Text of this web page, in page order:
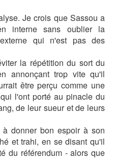
Je crois que Sassou a
interne sans oublier la
qui n'est pas des
la répétition du sort du
annonçant trop vite qu'il
être perçu comme une
l'ont porté au pinacle du
de leur sueur et de leurs
donner bon espoir à son
et trahi, en se disant qu'il
du référendum - alors que